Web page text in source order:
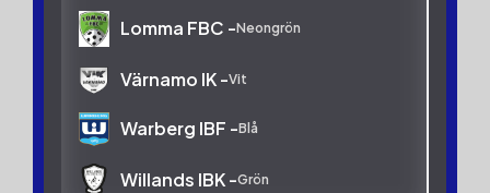
Lomma FBC -Neongrön
Värnamo IK -Vit
Warberg IBF -Blå
Willands IBK -Grön